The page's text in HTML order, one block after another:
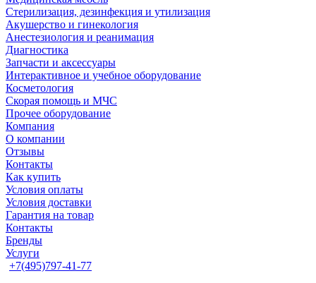
Стерилизация, дезинфекция и утилизация
Акушерство и гинекология
Анестезиология и реанимация
Диагностика
Запчасти и аксессуары
Интерактивное и учебное оборудование
Косметология
Скорая помощь и МЧС
Прочее оборудование
Компания
О компании
Отзывы
Контакты
Как купить
Условия оплаты
Условия доставки
Гарантия на товар
Контакты
Бренды
Услуги
+7(495)797-41-77